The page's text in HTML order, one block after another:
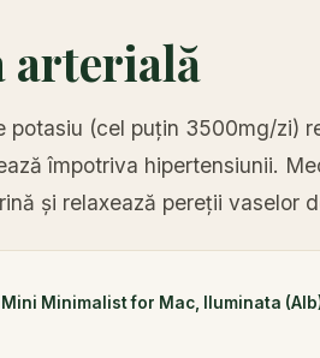
arterială
(cel puțin 3500mg/zi)
împotriva hipertensiunii.
și relaxează pereții vaselor
Minimalist for Mac, Iluminata